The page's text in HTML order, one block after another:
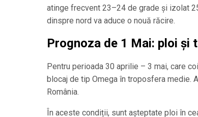
atinge frecvent 23–24 de grade și izolat
dinspre nord va aduce o nouă răcire.
Prognoza de 1 Mai: ploi și
Pentru perioada 30 aprilie – 3 mai, care
blocaj de tip Omega în troposfera medie.
România.
În aceste condiții, sunt așteptate ploi în